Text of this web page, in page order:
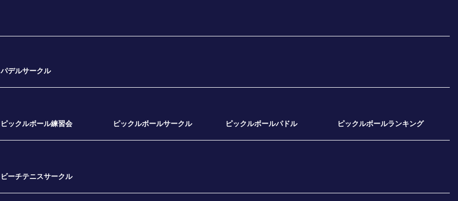
パデルサークル
ピックルボール練習会 ピックルボールサークル ピックルボールパドル ピックルボールランキング
ビーチテニスサークル